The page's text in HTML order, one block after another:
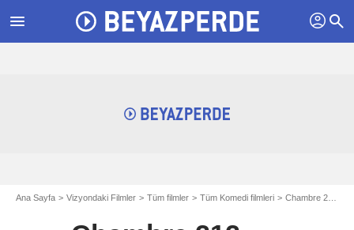
menu profil search
Ana Sayfa Vizyondaki Filmler Tüm filmler Tüm Komedi filmleri Chambre 212